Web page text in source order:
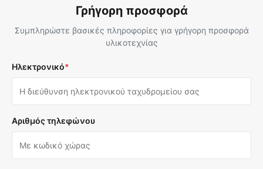
Γρήγορη προσφορά
Συμπληρώστε βασικές πληροφορίες για γρήγορη προσφορά
υλικοτεχνίας
Ηλεκτρονικό*
Αριθμός τηλεφώνου